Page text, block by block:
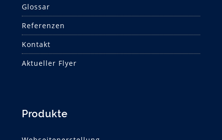
Glossar
Referenzen
Kontakt
Aktueller Flyer
Produkte